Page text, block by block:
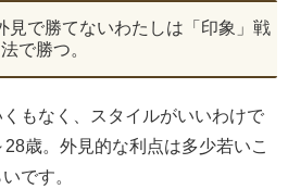
見で勝てないわたしは「印象」戦
法で勝つ。
もなく、スタイルがいいわけで
歳。外見的な利点は多少若いこ
です。